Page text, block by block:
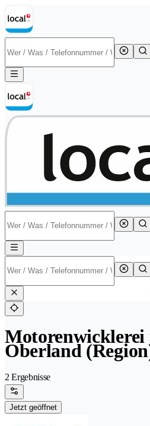
Motorenwicklerei
Oberland
2 Ergebnisse
Jetzt geöffnet